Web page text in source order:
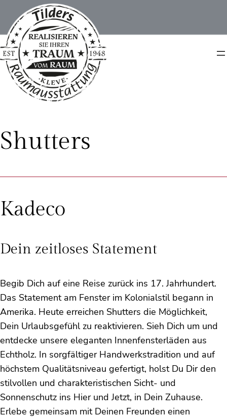
Shutters
Kadeco
Dein zeitloses Statement
Begib Dich auf eine Reise zurück ins 17. Jahrhundert.
Das Statement am Fenster im Kolonialstil begann in
Amerika. Heute erreichen Shutters die Möglichkeit,
Dein Urlaubsgefühl zu reaktivieren. Sieh Dich um und
entdecke unsere eleganten Innenfensterläden aus
Echtholz. In sorgfältiger Handwerkstradition und auf
höchstem Qualitätsniveau gefertigt, holst Du Dir den
stilvollen und charakteristischen Sicht- und
Sonnenschutz ins Hier und Jetzt, in Dein Zuhause.
Erlebe gemeinsam mit Deinen Freunden einen